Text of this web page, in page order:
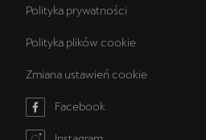
Polityka prywatności
Polityka plików cookie
Zmiana ustawień cookie
Facebook